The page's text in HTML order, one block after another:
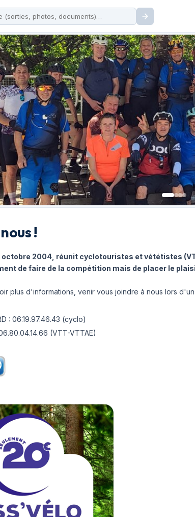
!
octobre 2004, réunit cyclotouristes et vététistes
de faire de la compétition mais de placer le
plus d'informations, venir vous joindre à nous lors
: 06.19.97.46.43 (cyclo)
(VTT-VTTAE)